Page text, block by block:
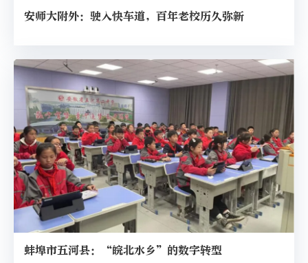
安师大附外：驶入快车道，百年老校历久弥新
蚌埠市五河县：“皖北水乡”的数字转型